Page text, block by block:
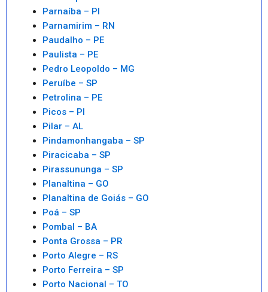
Parnaíba – PI
Parnamirim – RN
Paudalho – PE
Paulista – PE
Pedro Leopoldo – MG
Peruíbe – SP
Petrolina – PE
Picos – PI
Pilar – AL
Pindamonhangaba – SP
Piracicaba – SP
Pirassununga – SP
Planaltina – GO
Planaltina de Goiás – GO
Poá – SP
Pombal – BA
Ponta Grossa – PR
Porto Alegre – RS
Porto Ferreira – SP
Porto Nacional – TO